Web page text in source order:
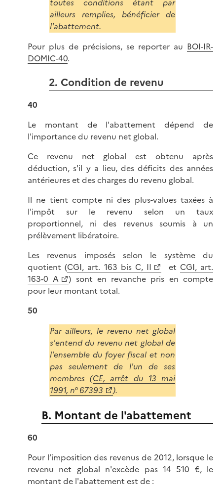
toutes conditions étant par
ailleurs remplies, bénéficier de
l'abattement.
Pour plus de précisions, se reporter au BOI-IR-
DOMIC-40.
2. Condition de revenu
40
Le montant de l'abattement dépend de
l'importance du revenu net global.
Ce revenu net global est obtenu après
déduction, s'il y a lieu, des déficits des années
antérieures et des charges du revenu global.
Il ne tient compte ni des plus-values taxées à
l'impôt sur le revenu selon un taux
proportionnel, ni des revenus soumis à un
prélèvement libératoire.
Les revenus imposés selon le système du
quotient (CGI, art. 163 bis C, II et CGI, art.
163-0 A
) sont en revanche pris en compte
pour leur montant total.
50
Par ailleurs, le revenu net global
s'entend du revenu net global de
l'ensemble du foyer fiscal et non
pas seulement de l'un de ses
membres (CE, arrêt du 13 mai
1991, n° 67393
).
B. Montant de l'abattement
60
Pour l’imposition des revenus de 2012, lorsque le
revenu net global n'excède pas 14 510 €, le
montant de l'abattement est de :